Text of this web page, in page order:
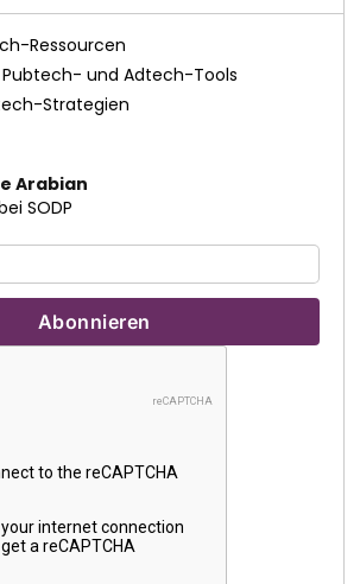
Ressourcen
Pubtech- und Adtech-Tools
Strategien
Arabian
SODP